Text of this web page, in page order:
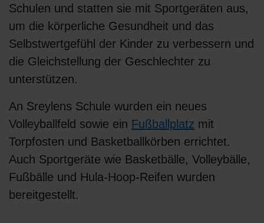
Schulen und statten sie mit Sportgeräten aus,
um die körperliche Gesundheit und das
Selbstwertgefühl der Kinder zu verbessern und
die Gleichstellung der Geschlechter zu
unterstützen.
An Sreylens Schule wurden ein neues
Volleyballfeld sowie ein Fußballplatz mit
Torpfosten und Basketballkörben errichtet.
Auch Sportgeräte wie Basketbälle, Volleybälle,
Fußbälle und Hula-Hoop-Reifen wurden
bereitgestellt.